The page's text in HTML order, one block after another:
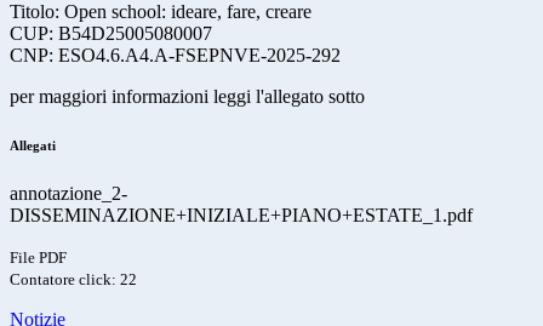
Titolo: Open school: ideare, fare, creare
CUP: B54D25005080007
CNP: ESO4.6.A4.A-FSEPNVE-2025-292
per maggiori informazioni leggi l'allegato sotto
Allegati
annotazione_2-
DISSEMINAZIONE+INIZIALE+PIANO+ESTATE_1.pdf
File PDF
Contatore click: 22
Notizie